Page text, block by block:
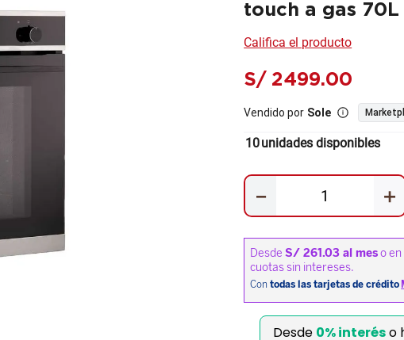
touch a gas 70L
Califica el producto
S/ 2499.00
Vendido por Sole
10unidades disponibles
＋
－
Desde 0% interéso